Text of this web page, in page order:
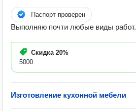
Паспорт проверен
Выполняю почти любые виды работ.
Скидка 20%
5000
Изготовление кухонной мебели